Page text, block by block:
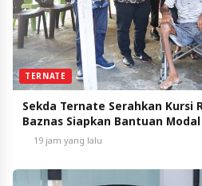
TERNATE
Sekda Ternate Serahkan Kursi
Baznas Siapkan Bantuan
19 jam yang lalu